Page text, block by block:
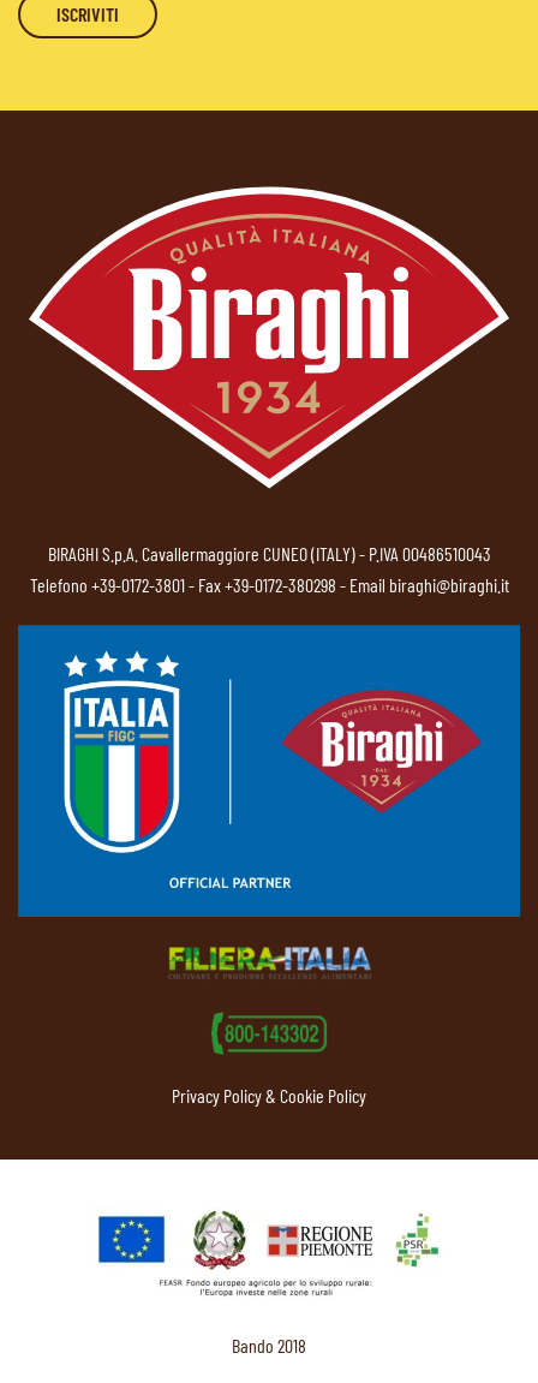
BIRAGHI S.p.A. Cavallermaggiore CUNEO (ITALY) - P.IVA 00486510043
Telefono +39-0172-3801- Fax +39-0172-380298 - Email biraghi@biraghi.it
Privacy Policy & Cookie Policy
Bando 2018